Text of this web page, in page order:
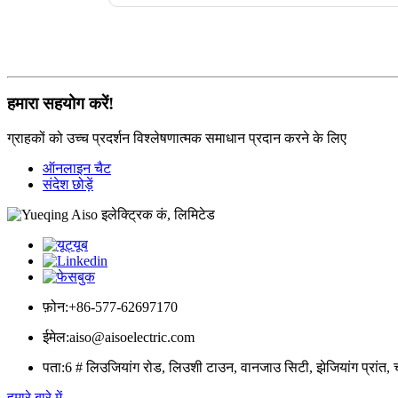
हमारा सहयोग करें!
ग्राहकों को उच्च प्रदर्शन विश्लेषणात्मक समाधान प्रदान करने के लिए
ऑनलाइन चैट
संदेश छोड़ें
फ़ोन:+86-577-62697170
ईमेल:aiso@aisoelectric.com
पता:6 # लिउजियांग रोड, लिउशी टाउन, वानजाउ सिटी, झेजियांग प्रांत,